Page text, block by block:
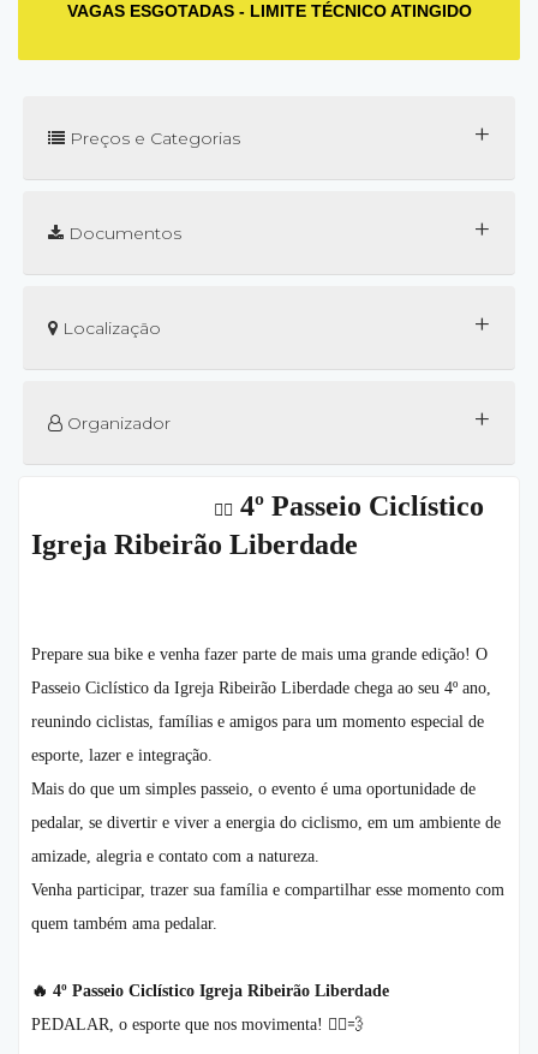
VAGAS ESGOTADAS - LIMITE TÉCNICO ATINGIDO
Preços e Categorias +
Documentos +
Localização +
Organizador +
🚴‍♂️ 4º Passeio Ciclístico
Igreja Ribeirão Liberdade
Prepare sua bike e venha fazer parte de mais uma grande edição! O
Passeio Ciclístico da Igreja Ribeirão Liberdade chega ao seu 4º ano,
reunindo ciclistas, famílias e amigos para um momento especial de
esporte, lazer e integração.
Mais do que um simples passeio, o evento é uma oportunidade de
pedalar, se divertir e viver a energia do ciclismo, em um ambiente de
amizade, alegria e contato com a natureza.
Venha participar, trazer sua família e compartilhar esse momento com
quem também ama pedalar.
🔥 4º Passeio Ciclístico Igreja Ribeirão Liberdade
PEDALAR, o esporte que nos movimenta! 🚴‍♂️💨